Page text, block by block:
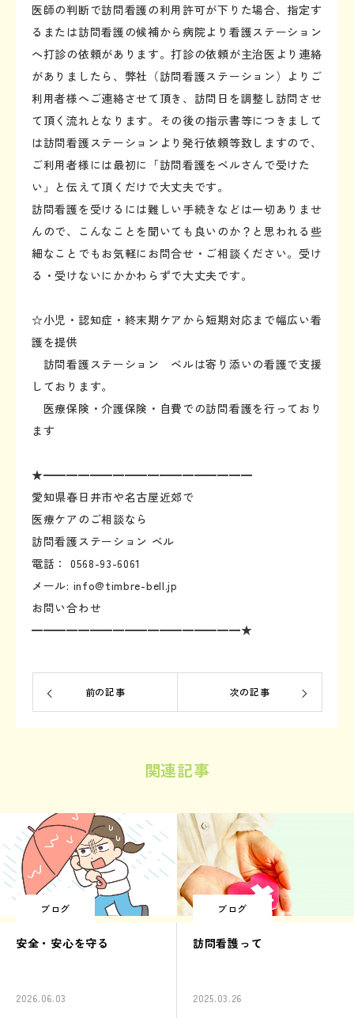
医師の判断で訪問看護の利用許可が下りた場合、指定す
るまたは訪問看護の候補から病院より看護ステーション
へ打診の依頼があります。打診の依頼が主治医より連絡
がありましたら、弊社（訪問看護ステーション）よりご
利用者様へご連絡させて頂き、訪問日を調整し訪問させ
て頂く流れとなります。その後の指示書等につきまして
は訪問看護ステーションより発行依頼等致しますので、
ご利用者様には最初に「訪問看護をベルさんで受けた
い」と伝えて頂くだけで大丈夫です。
訪問看護を受けるには難しい手続きなどは一切ありませ
んので、こんなことを聞いても良いのか？と思われる些
細なことでもお気軽にお問合せ・ご相談ください。受け
る・受けないにかかわらずで大丈夫です。
☆小児・認知症・終末期ケアから短期対応まで幅広い看
護を提供
訪問看護ステーション ベルは寄り添いの看護で支援
しております。
医療保険・介護保険・自費での訪問看護を行っており
ます
★━━━━━━━━━━━━━━━━━━
愛知県春日井市や名古屋近郊で
医療ケアのご相談なら
訪問看護ステーション ベル
電話： 0568-93-6061
メール: info@timbre-bell.jp
お問い合わせ
━━━━━━━━━━━━━━━━━━★
前の記事 次の記事
関連記事
ブログ
安全・安心を守る
2026.06.03
ブログ
訪問看護って
2025.03.26